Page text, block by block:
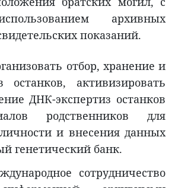
архивных
показаний.
отбор, хранение и
останков, активизировать
ДНК-экспертиз останков
родственников для
и внесения данных
генетический банк.
сотрудничество